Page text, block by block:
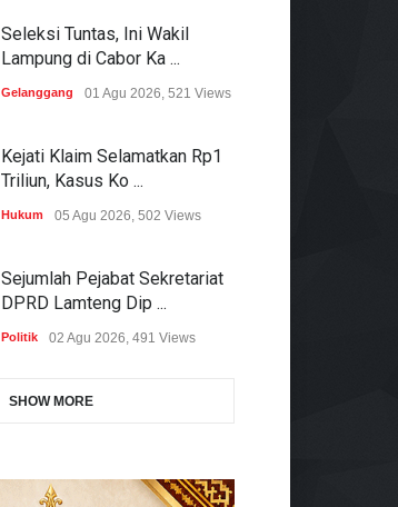
Seleksi Tuntas, Ini Wakil
Lampung di Cabor Ka ...
Gelanggang 01 Agu 2026, 521 Views
Kejati Klaim Selamatkan Rp1
Triliun, Kasus Ko ...
Hukum 05 Agu 2026, 502 Views
Sejumlah Pejabat Sekretariat
DPRD Lamteng Dip ...
Politik 02 Agu 2026, 491 Views
SHOW MORE